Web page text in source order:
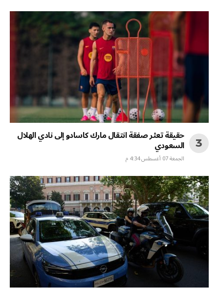
حقيقة تعثر صفقة انتقال مارك كاسادو إلى نادي الهلال
السعودي
الجمعة 07 أغسطس 4:34 م